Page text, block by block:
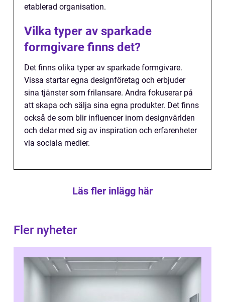
etablerad organisation.
Vilka typer av sparkade
formgivare finns det?
Det finns olika typer av sparkade formgivare.
Vissa startar egna designföretag och erbjuder
sina tjänster som frilansare. Andra fokuserar på
att skapa och sälja sina egna produkter. Det finns
också de som blir influencer inom designvärlden
och delar med sig av inspiration och erfarenheter
via sociala medier.
Läs fler inlägg här
Fler nyheter